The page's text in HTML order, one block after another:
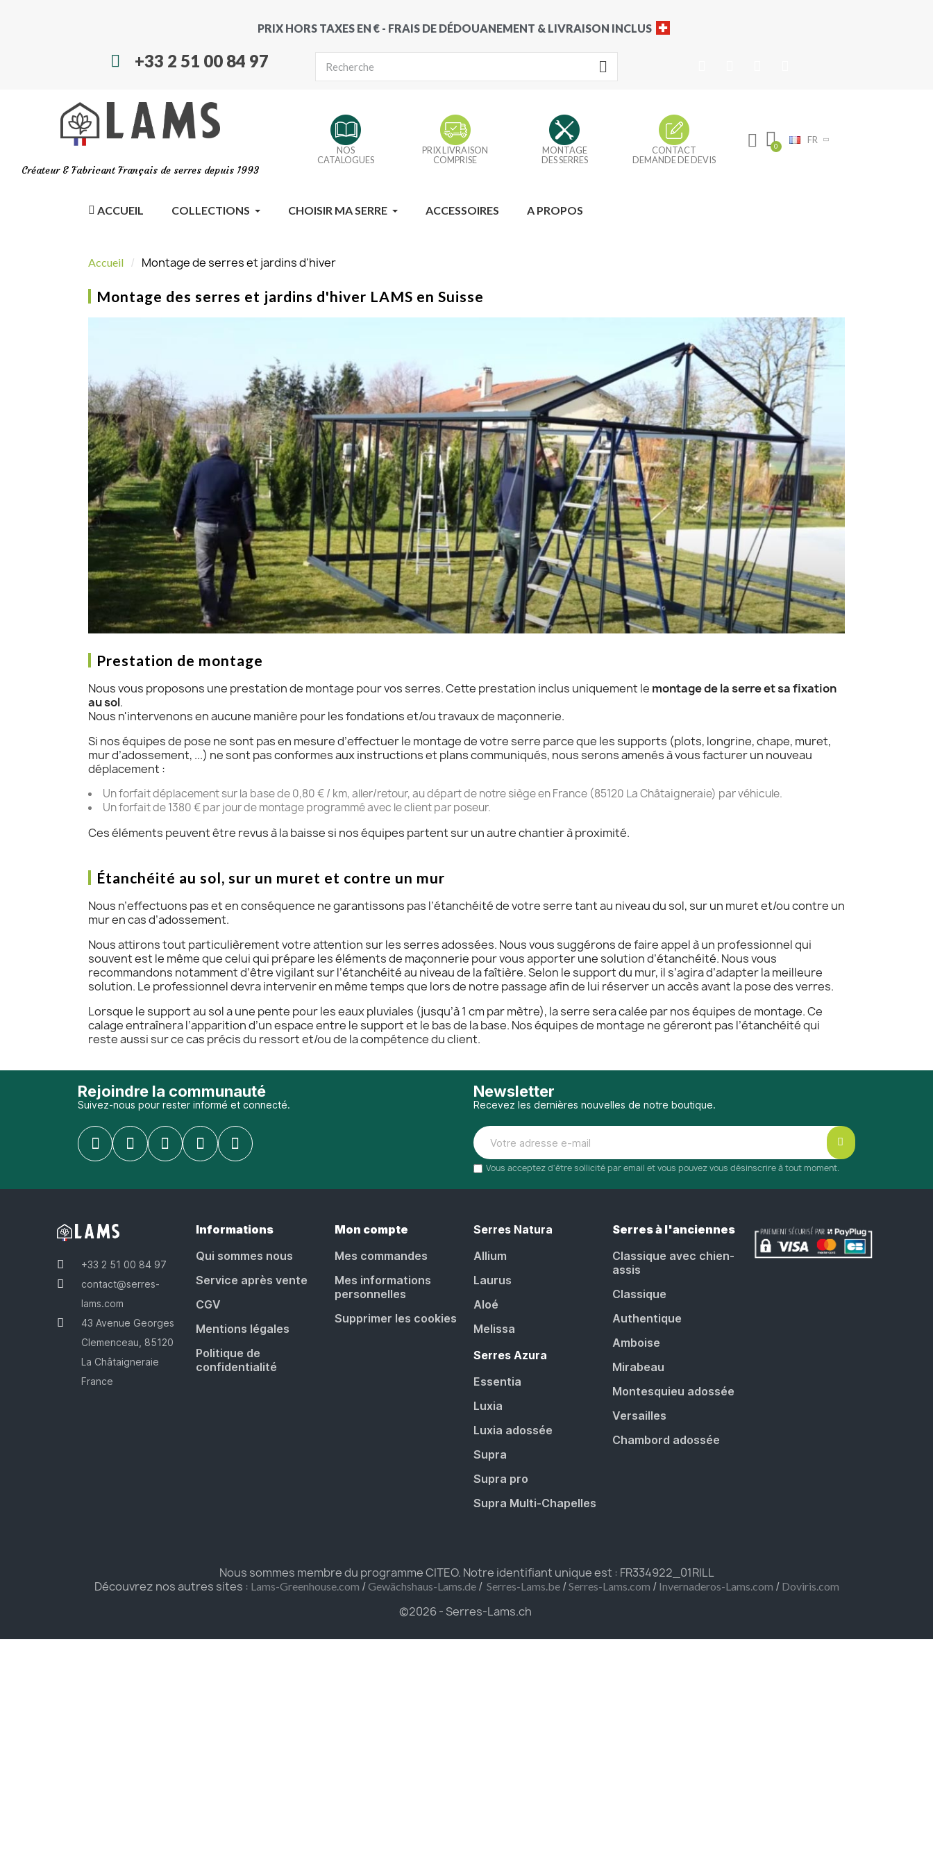
PRIX HORS TAXES EN € - FRAIS DE DÉDOUANEMENT & LIVRAISON INCLUS
+33 2 51 00 84 97
Créateur & Fabricant Français de serres depuis 1993
NOS
CATALOGUES
PRIX LIVRAISON
COMPRISE
MONTAGE
DES SERRES
CONTACT
DEMANDE DE DEVIS
FR
ACCUEIL COLLECTIONS CHOISIR MA SERRE ACCESSOIRES A PROPOS
Accueil Montage de serres et jardins d'hiver
Montage des serres et jardins d'hiver LAMS en Suisse
Prestation de montage
Nous vous proposons une prestation de montage pour vos serres. Cette prestation inclus uniquement le montage de la serre et sa fixation
au sol.
Nous n'intervenons en aucune manière pour les fondations et/ou travaux de maçonnerie.
Si nos équipes de pose ne sont pas en mesure d’effectuer le montage de votre serre parce que les supports (plots, longrine, chape, muret,
mur d’adossement, ...) ne sont pas conformes aux instructions et plans communiqués, nous serons amenés à vous facturer un nouveau
déplacement :
Un forfait déplacement sur la base de 0,80 € / km, aller/retour, au départ de notre siège en France (85120 La Châtaigneraie) par véhicule.
Un forfait de 1380 € par jour de montage programmé avec le client par poseur.
Ces éléments peuvent être revus à la baisse si nos équipes partent sur un autre chantier à proximité.
Étanchéité au sol, sur un muret et contre un mur
Nous n’effectuons pas et en conséquence ne garantissons pas l’étanchéité de votre serre tant au niveau du sol, sur un muret et/ou contre un
mur en cas d’adossement.
Nous attirons tout particulièrement votre attention sur les serres adossées. Nous vous suggérons de faire appel à un professionnel qui
souvent est le même que celui qui prépare les éléments de maçonnerie pour vous apporter une solution d’étanchéité. Nous vous
recommandons notamment d’être vigilant sur l’étanchéité au niveau de la faîtière. Selon le support du mur, il s’agira d’adapter la meilleure
solution. Le professionnel devra intervenir en même temps que lors de notre passage afin de lui réserver un accès avant la pose des verres.
Lorsque le support au sol a une pente pour les eaux pluviales (jusqu’à 1 cm par mètre), la serre sera calée par nos équipes de montage. Ce
calage entraînera l’apparition d’un espace entre le support et le bas de la base. Nos équipes de montage ne géreront pas l’étanchéité qui
reste aussi sur ce cas précis du ressort et/ou de la compétence du client.
Rejoindre la communauté
Suivez-nous pour rester informé et connecté.
Newsletter
Recevez les dernières nouvelles de notre boutique.
Vous acceptez d'être sollicité par email et vous pouvez vous désinscrire à tout moment.
+33 2 51 00 84 97
contact@serres-
lams.com
43 Avenue Georges
Clemenceau, 85120
La Châtaigneraie
France
Informations
Qui sommes nous
Service après vente
CGV
Mentions légales
Politique de
confidentialité
Mon compte
Mes commandes
Mes informations
personnelles
Supprimer les cookies
Serres Natura
Allium
Laurus
Aloé
Melissa
Serres Azura
Essentia
Luxia
Luxia adossée
Supra
Supra pro
Supra Multi-Chapelles
Serres à l'anciennes
Classique avec chien-
assis
Classique
Authentique
Amboise
Mirabeau
Montesquieu adossée
Versailles
Chambord adossée
Nous sommes membre du programme CITEO. Notre identifiant unique est : FR334922_01RILL
Découvrez nos autres sites : Lams-Greenhouse.com /Gewächshaus-Lams.de/ Serres-Lams.be/Serres-Lams.com / Invernaderos-Lams.com / Doviris.com
©2026 - Serres-Lams.ch